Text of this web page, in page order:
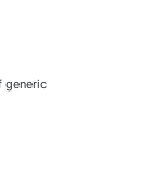
generic